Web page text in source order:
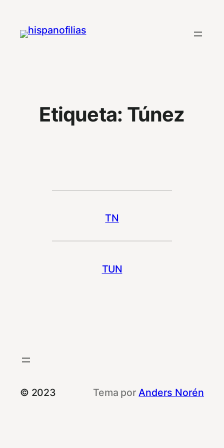
contenido
Etiqueta: Túnez
TN
TUN
© 2023 Tema porAnders Norén